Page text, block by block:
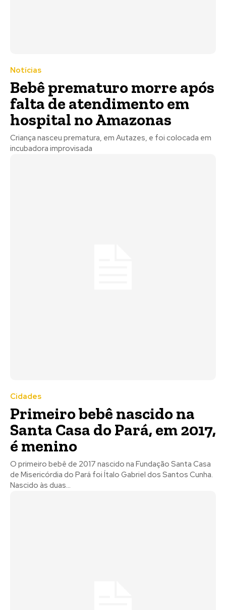
Notícias
Bebê prematuro morre após
falta de atendimento em
hospital no Amazonas
Criança nasceu prematura, em Autazes, e foi colocada em
incubadora improvisada
Cidades
Primeiro bebê nascido na
Santa Casa do Pará, em 2017,
é menino
O primeiro bebê de 2017 nascido na Fundação Santa Casa
de Misericórdia do Pará foi Ítalo Gabriel dos Santos Cunha.
Nascido às duas...